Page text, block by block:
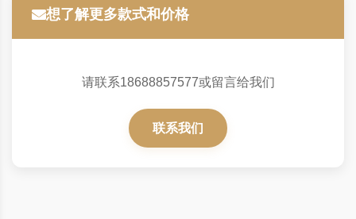
想了解更多款式和价格
请联系18688857577或留言给我们
联系我们